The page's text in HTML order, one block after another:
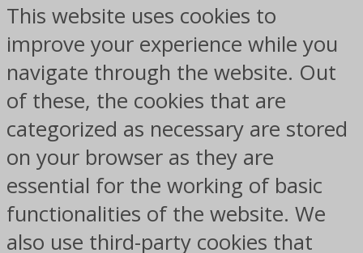
This website uses cookies to
improve your experience while you
navigate through the website. Out
of these, the cookies that are
categorized as necessary are stored
on your browser as they are
essential for the working of basic
functionalities of the website. We
also use third-party cookies that